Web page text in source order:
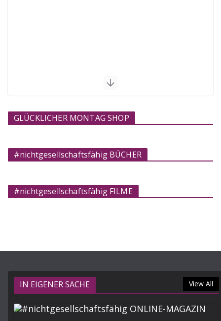
GLÜCKLICHER MONTAG SHOP
#nichtgesellschaftsfähig BÜCHER
#nichtgesellschaftsfähig FILME
IN EIGENER SACHE View All